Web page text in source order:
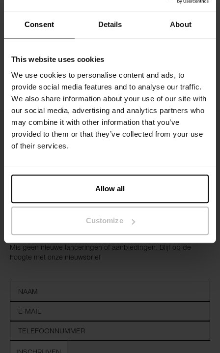
Consent Details About
This website uses cookies
We use cookies to personalise content and ads, to
provide social media features and to analyse our traffic.
We also share information about your use of our site with
our social media, advertising and analytics partners who
may combine it with other information that you’ve
provided to them or that they’ve collected from your use
of their services.
Allow all
Customize
Maatgids
Beoordelingen
Mis geen nieuwe lanceringen of aanbiedingen. Blijf op de
hoogte met onze nieuwsbrief